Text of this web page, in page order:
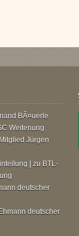
BÃ¤uerle
Weitenung
Jürgen
|
zu BTL-
deutscher
deutscher